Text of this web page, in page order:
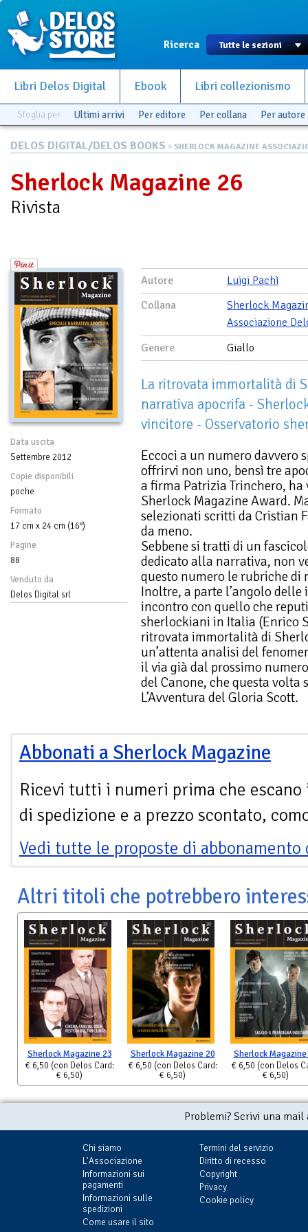
Ricerca
Libri Delos Digital Ebook Libri collezionismo
Sfoglia per Ultimi arrivi Per editore Per collana Per autore
DELOS DIGITAL/DELOS BOOKS > SHERLOCK MAGAZINE
Sherlock Magazine 26
Rivista
Data uscita
Settembre 2012
Copie disponibili
poche
Formato
17 cm x 24 cm (16°)
Pagine
88
Venduto da
Delos Digital srl
Autore
Luigi Pachì
Collana
Sherlock
Associazione
Genere
Giallo
La ritrovata immortalità di
narrativa apocrifa -
vincitore - Osservatorio
Eccoci a un numero davvero
offrirvi non uno, bensì tre
a firma Patrizia Trinchero,
Sherlock Magazine Award.
selezionati scritti da Cristian
da meno.
Sebbene si tratti di un
dedicato alla narrativa, non
questo numero le rubriche di
Inoltre, a parte l’angolo
incontro con quello che
sherlockiani in Italia (Enrico
ritrovata immortalità di
un’attenta analisi del
il via già dal prossimo
del Canone, che questa
L’Avventura del Gloria Scott.
Abbonati a Sherlock Magazine
Ricevi tutti i numeri prima che escano
di spedizione e a prezzo scontato,
Vedi tutte le proposte di
Altri titoli che potrebbero
Sherlock Magazine 23
€ 6,50 (con Delos Card:
€ 6,50)
Sherlock Magazine 20
€ 6,50 (con Delos Card:
€ 6,50)
Sherlock Magazine
€ 6,50 (con Delos
€ 6,50)
Problemi? Scrivi una
Chi siamo
L'Associazione
Informazioni sui
pagamenti
Informazioni sulle
spedizioni
Come usare il sito
Termini del servizio
Diritto di recesso
Copyright
Privacy
Cookie policy